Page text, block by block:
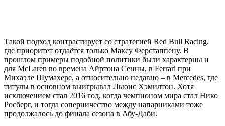
Такой подход контрастирует со стратегией Red Bull Racing,
где приоритет отдаётся только Максу Ферстаппену. В
прошлом примеры подобной политики были характерны и
для McLaren во времена Айртона Сенны, в Ferrari при
Михаэле Шумахере, а относительно недавно – в Mercedes, где
титулы в основном выигрывал Льюис Хэмилтон. Хотя
исключением стал 2016 год, когда чемпионом мира стал Нико
Росберг, и тогда соперничество между напарниками тоже
продолжалось до финала сезона в Абу-Даби.